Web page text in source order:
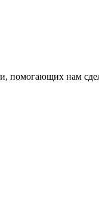
помогающих нам